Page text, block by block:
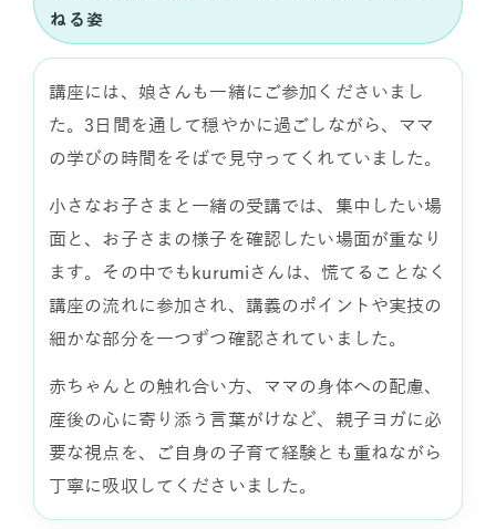
ねる姿
講座には、娘さんも一緒にご参加くださいまし
た。3日間を通して穏やかに過ごしながら、ママ
の学びの時間をそばで見守ってくれていました。
小さなお子さまと一緒の受講では、集中したい場
面と、お子さまの様子を確認したい場面が重なり
ます。その中でもkurumiさんは、慌てることなく
講座の流れに参加され、講義のポイントや実技の
細かな部分を一つずつ確認されていました。
赤ちゃんとの触れ合い方、ママの身体への配慮、
産後の心に寄り添う言葉がけなど、親子ヨガに必
要な視点を、ご自身の子育て経験とも重ねながら
丁寧に吸収してくださいました。